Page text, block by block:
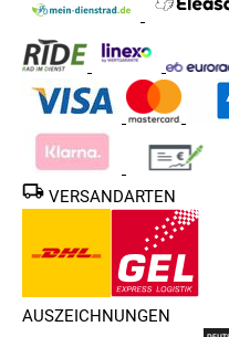
VERSANDARTEN
AUSZEICHNUNGEN